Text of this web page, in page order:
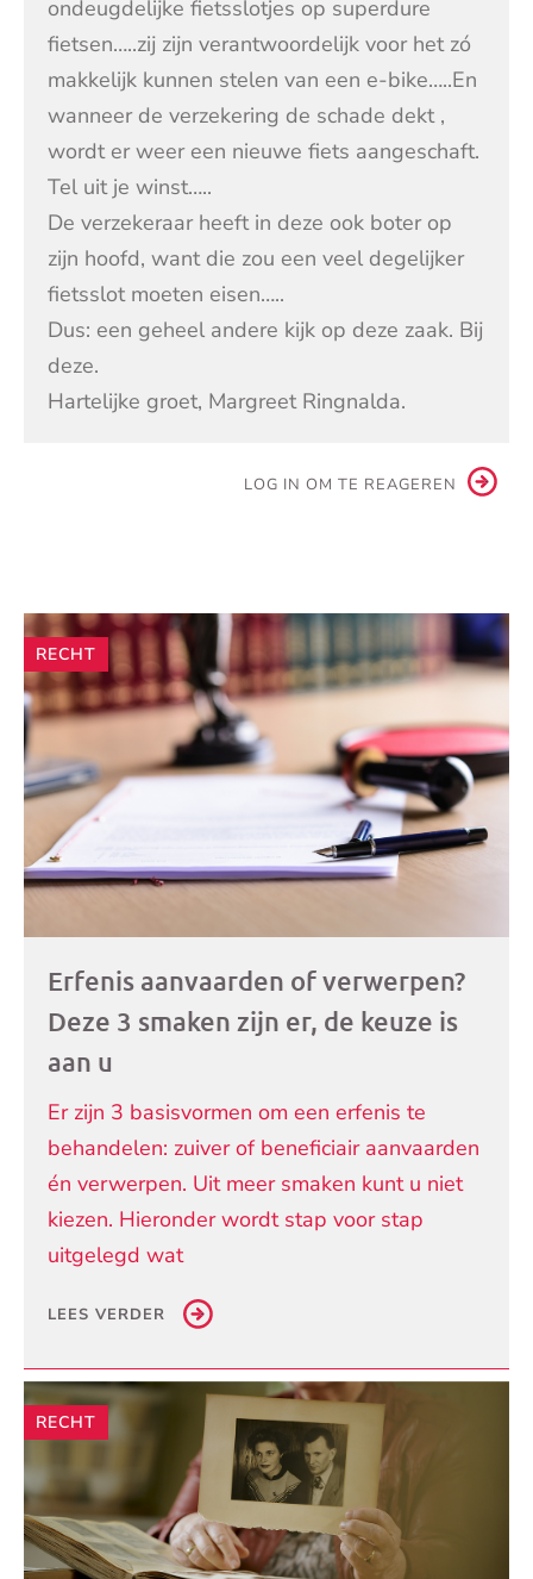
ondeugdelijke fietsslotjes op superdure
fietsen…..zij zijn verantwoordelijk voor het zó
makkelijk kunnen stelen van een e-bike…..En
wanneer de verzekering de schade dekt ,
wordt er weer een nieuwe fiets aangeschaft.
Tel uit je winst…..
De verzekeraar heeft in deze ook boter op
zijn hoofd, want die zou een veel degelijker
fietsslot moeten eisen…..
Dus: een geheel andere kijk op deze zaak. Bij
deze.
Hartelijke groet, Margreet Ringnalda.
LOG IN OM TE REAGEREN
Andere
artikelen
RECHT
Erfenis aanvaarden of verwerpen?
Deze 3 smaken zijn er, de keuze is
aan u
Er zijn 3 basisvormen om een erfenis te
behandelen: zuiver of beneficiair aanvaarden
én verwerpen. Uit meer smaken kunt u niet
kiezen. Hieronder wordt stap voor stap
uitgelegd wat
LEES VERDER
RECHT